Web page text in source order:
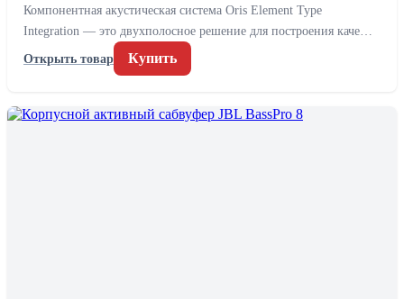
Компонентная акустическая система Oris Element Type
Integration — это двухполосное решение для построения каче…
Открыть товар
Купить